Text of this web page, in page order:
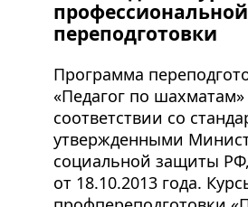
профессиональной
переподготовки
Программа
«Педагог по
соответствии со
утвержденными
социальной защиты
от 18.10.2013 года.